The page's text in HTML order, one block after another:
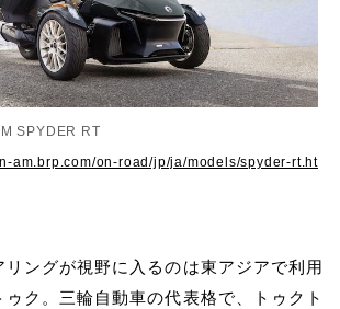
SPYDER RT
am.brp.com/on-road/jp/ja/models/spyder-rt.ht
リングが視野に入るのは東アジアで利用
ク。三輪自動車の代表格で、トゥクト